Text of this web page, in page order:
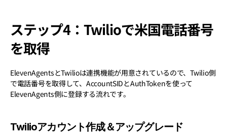
ステップ4：Twilioで米国電話番号
を取得
ElevenAgentsとTwilioは連携機能が用意されているので、Twilio側
で電話番号を取得して、AccountSIDとAuthTokenを使って
ElevenAgents側に登録する流れです。
Twilioアカウント作成＆アップグレード